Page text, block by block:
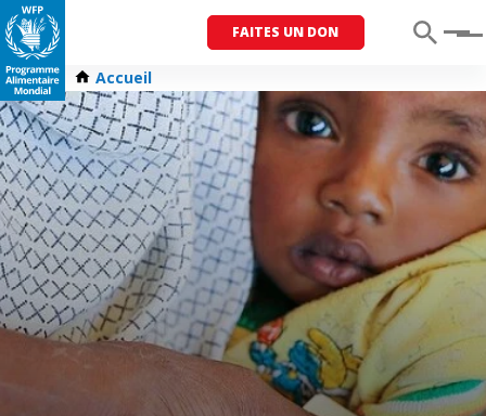
FAITES UN DON Menu
Accueil